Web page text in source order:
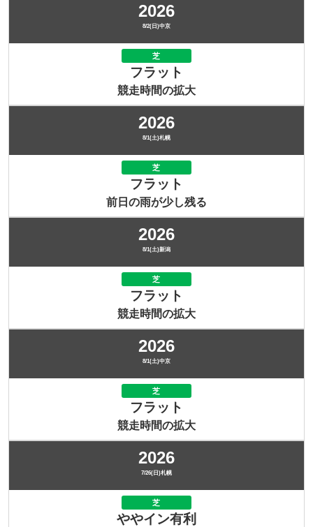
2026
8/2(日)中京
芝
フラット
競走時間の拡大
2026
8/1(土)札幌
芝
フラット
前日の雨が少し残る
2026
8/1(土)新潟
芝
フラット
競走時間の拡大
2026
8/1(土)中京
芝
フラット
競走時間の拡大
2026
7/26(日)札幌
芝
ややイン有利